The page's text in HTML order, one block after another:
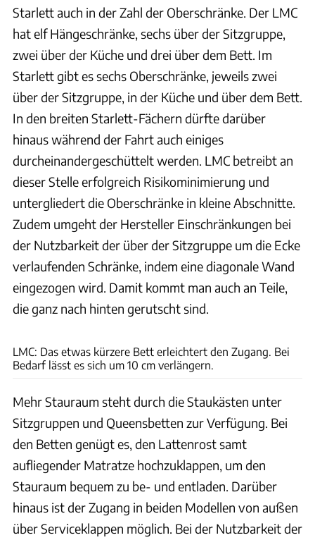
Starlett auch in der Zahl der Oberschränke. Der LMC
hat elf Hängeschränke, sechs über der Sitzgruppe,
zwei über der Küche und drei über dem Bett. Im
Starlett gibt es sechs Oberschränke, jeweils zwei
über der Sitzgruppe, in der Küche und über dem Bett.
In den breiten Starlett-Fächern dürfte darüber
hinaus während der Fahrt auch einiges
durcheinandergeschüttelt werden. LMC betreibt an
dieser Stelle erfolgreich Risikominimierung und
untergliedert die Oberschränke in kleine Abschnitte.
Zudem umgeht der Hersteller Einschränkungen bei
der Nutzbarkeit der über der Sitzgruppe um die Ecke
verlaufenden Schränke, indem eine diagonale Wand
eingezogen wird. Damit kommt man auch an Teile,
die ganz nach hinten gerutscht sind.
LMC: Das etwas kürzere Bett erleichtert den Zugang. Bei
Bedarf lässt es sich um 10 cm verlängern.
Mehr Stauraum steht durch die Staukästen unter
Sitzgruppen und Queensbetten zur Verfügung. Bei
den Betten genügt es, den Lattenrost samt
aufliegender Matratze hochzuklappen, um den
Stauraum bequem zu be- und entladen. Darüber
hinaus ist der Zugang in beiden Modellen von außen
über Serviceklappen möglich. Bei der Nutzbarkeit der